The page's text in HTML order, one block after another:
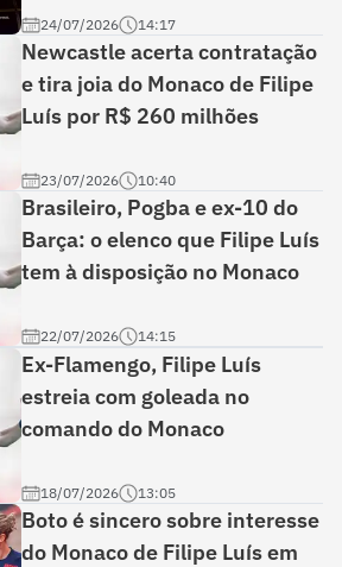
24/07/2026 14:17
Newcastle acerta contratação
e tira joia do Monaco de Filipe
Luís por R$ 260 milhões
23/07/2026 10:40
Brasileiro, Pogba e ex-10 do
Barça: o elenco que Filipe Luís
tem à disposição no Monaco
22/07/2026 14:15
Ex-Flamengo, Filipe Luís
estreia com goleada no
comando do Monaco
18/07/2026 13:05
Boto é sincero sobre interesse
do Monaco de Filipe Luís em